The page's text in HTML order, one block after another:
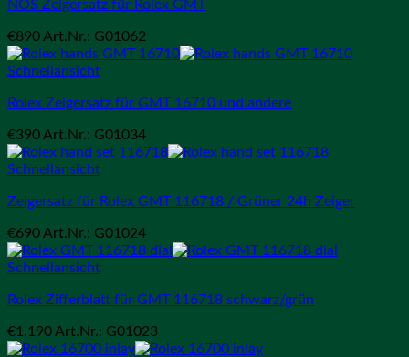
NOS Zeigersatz für Rolex GMT
€890 Art.Nr.: G01062
Schnellansicht
Rolex Zeigersatz für GMT 16710 und andere
€390 Art.Nr.: G01034
Schnellansicht
Zeigersatz für Rolex GMT 116718 / Grüner 24h Zeiger
€690 Art.Nr.: G01024
Schnellansicht
Rolex Zifferblatt für GMT 116718 schwarz/grün
€1.190 Art.Nr.: G01023